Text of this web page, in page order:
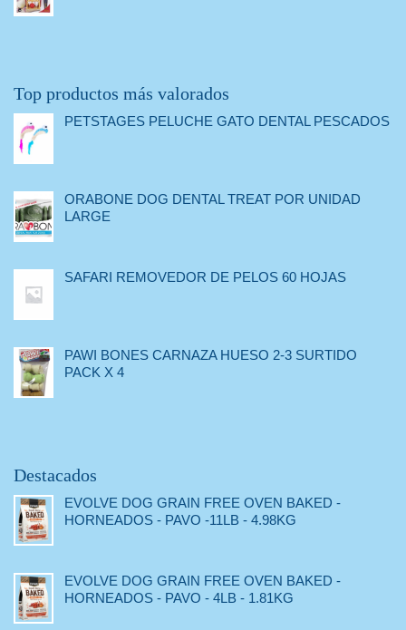
Top productos más valorados
PETSTAGES PELUCHE GATO DENTAL PESCADOS
ORABONE DOG DENTAL TREAT POR UNIDAD
LARGE
SAFARI REMOVEDOR DE PELOS 60 HOJAS
PAWI BONES CARNAZA HUESO 2-3 SURTIDO
PACK X 4
Destacados
EVOLVE DOG GRAIN FREE OVEN BAKED -
HORNEADOS - PAVO -11LB - 4.98KG
EVOLVE DOG GRAIN FREE OVEN BAKED -
HORNEADOS - PAVO - 4LB - 1.81KG